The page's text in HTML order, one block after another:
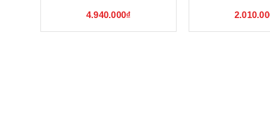
4.940.000₫